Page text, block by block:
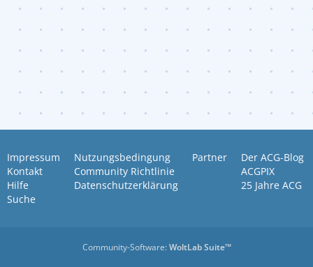
Impressum
Kontakt
Hilfe
Suche
Nutzungsbedingung
Community Richtlinie
Datenschutzerklärung
Partner
Der ACG-Blog
ACGPIX
25 Jahre ACG
Community-Software:WoltLab Suite™